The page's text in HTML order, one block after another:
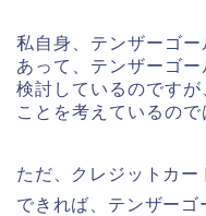
私自身、テンザーゴ
あって、テンザーゴ
検討しているのです
ことを考えているの
ただ、クレジットカ
できれば、テンザーゴ